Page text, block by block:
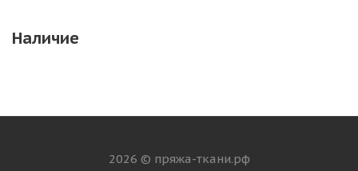
Наличие
2026 © пряжа-ткани.рф